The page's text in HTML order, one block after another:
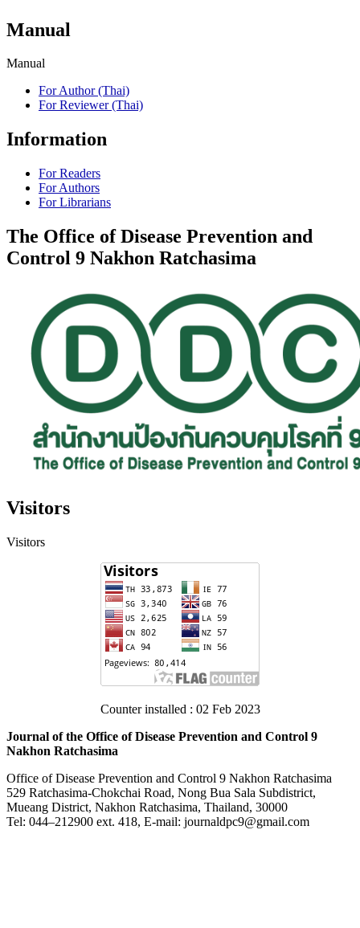
Manual
Manual
For Author (Thai)
For Reviewer (Thai)
Information
For Readers
For Authors
For Librarians
The Office of Disease Prevention and
Control 9 Nakhon Ratchasima
Visitors
Visitors
Counter installed : 02 Feb 2023
Journal of the Office of Disease Prevention and Control 9
Nakhon Ratchasima
Office of Disease Prevention and Control 9 Nakhon Ratchasima
529 Ratchasima-Chokchai Road, Nong Bua Sala Subdistrict,
Mueang District, Nakhon Ratchasima, Thailand, 30000
Tel: 044–212900 ext. 418, E-mail: journaldpc9@gmail.com